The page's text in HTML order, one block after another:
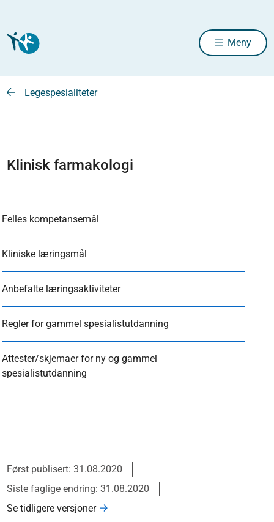
Meny
Legespesialiteter
Klinisk farmakologi
Felles kompetansemål
Kliniske læringsmål
Anbefalte læringsaktiviteter
Regler for gammel spesialistutdanning
Attester/skjemaer for ny og gammel
spesialistutdanning
Først publisert: 31.08.2020
Siste faglige endring: 31.08.2020
Se tidligere versjoner